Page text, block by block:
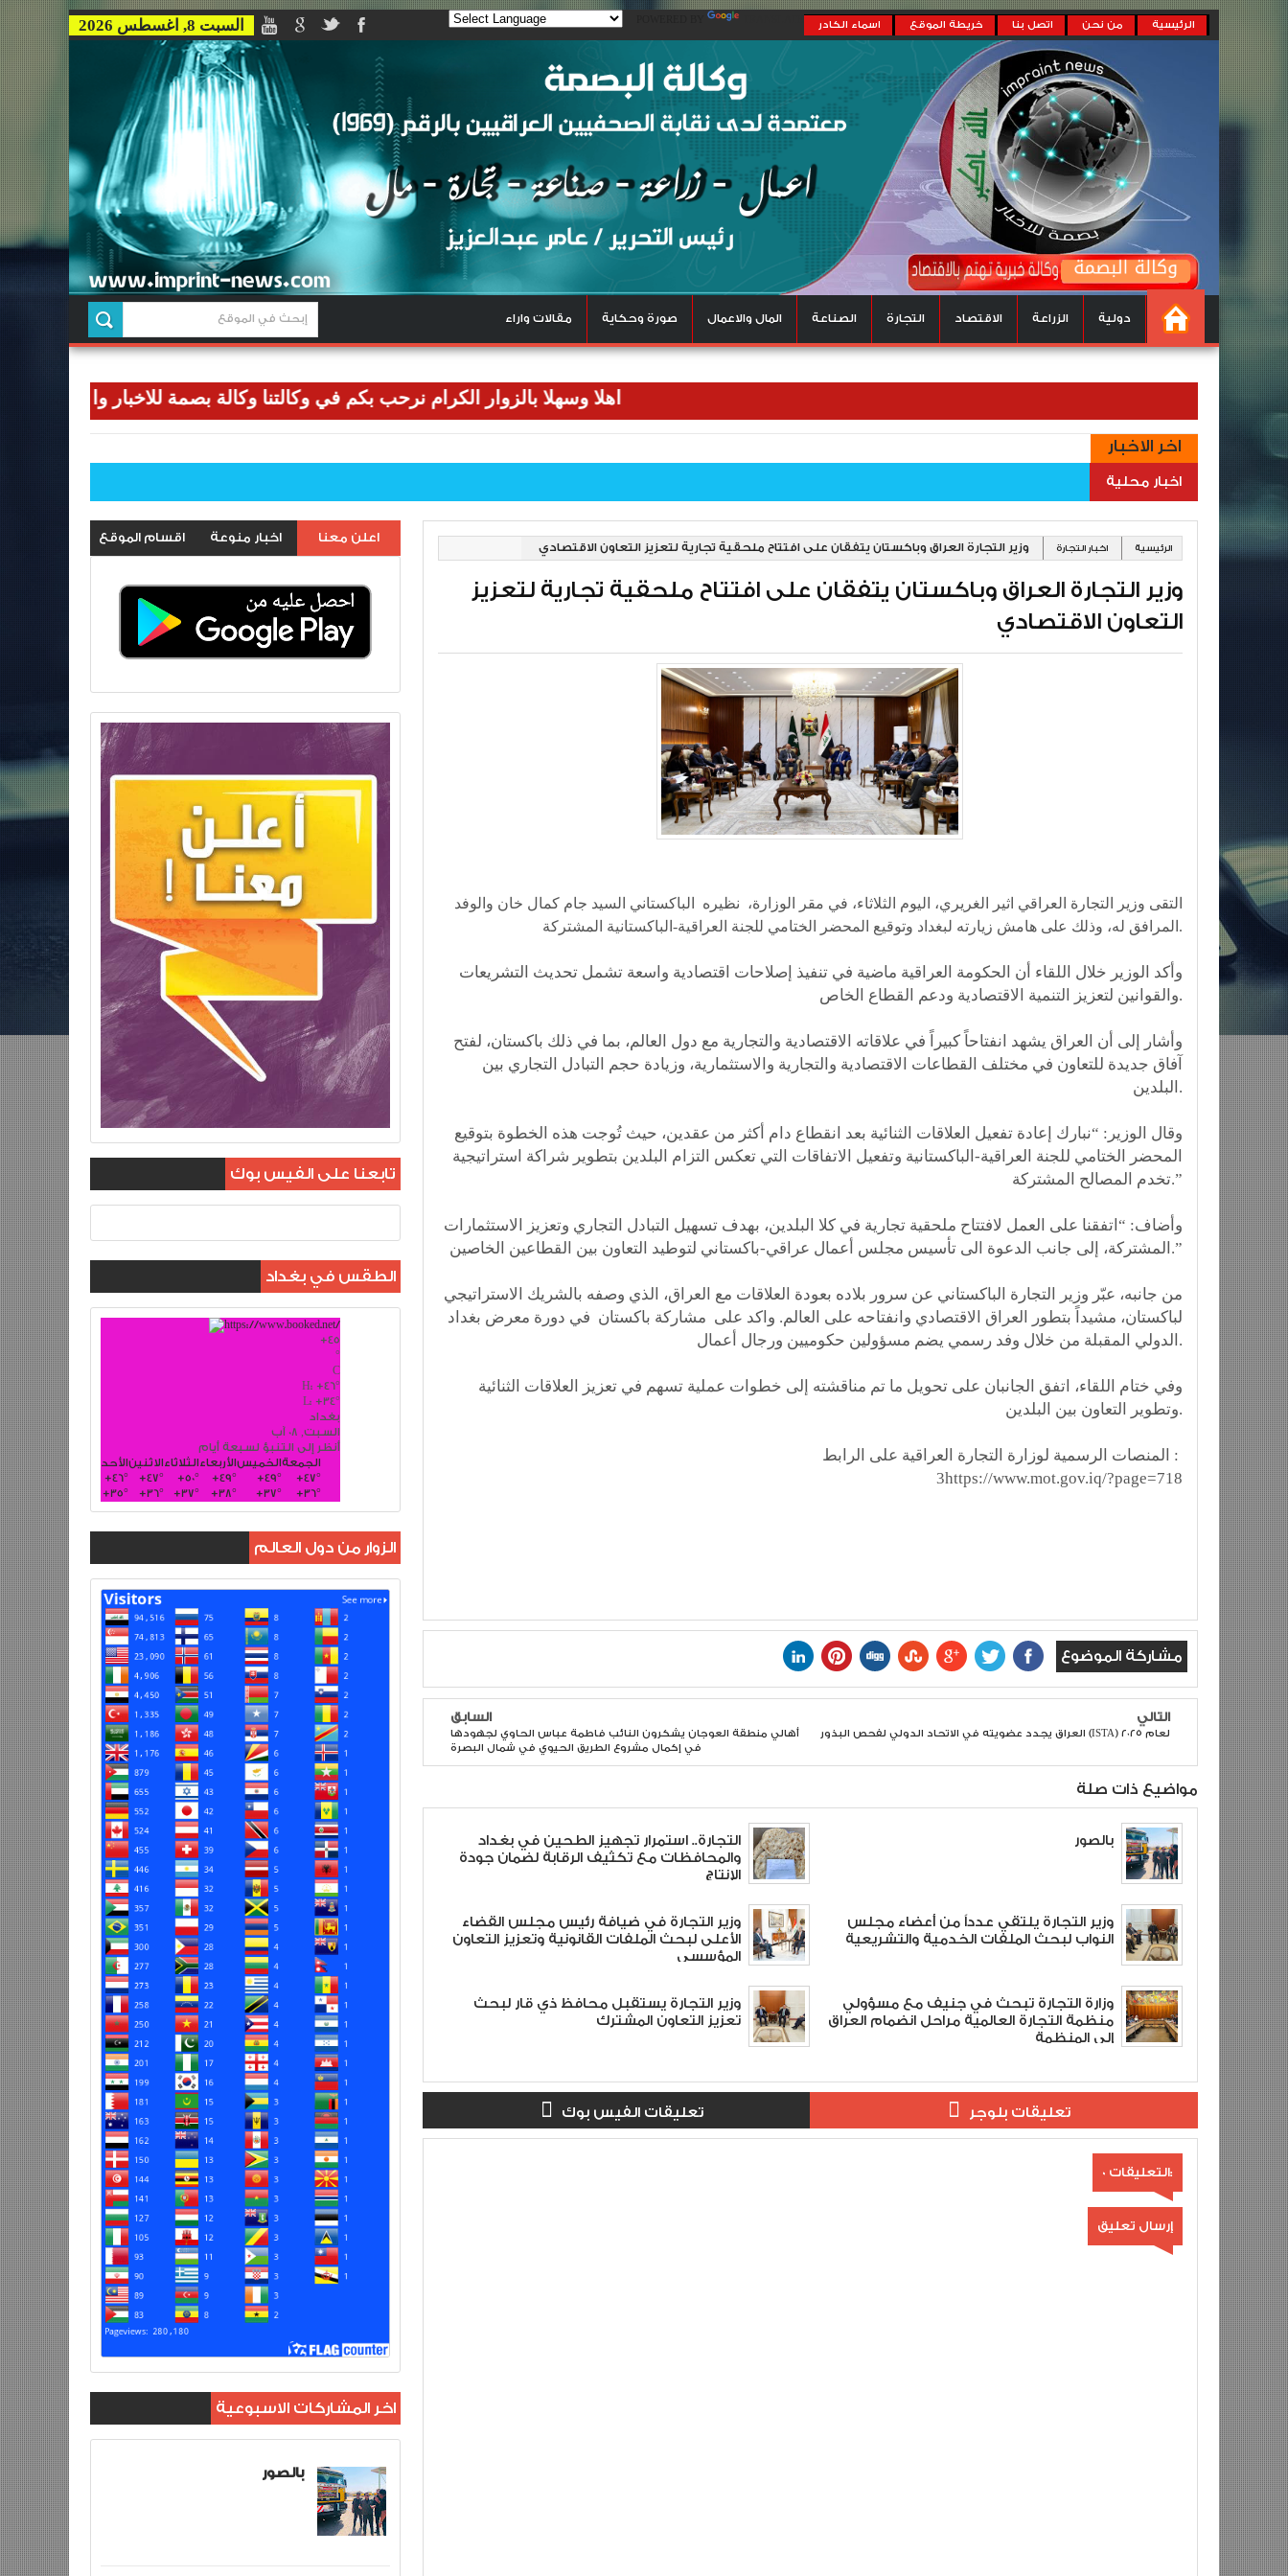
الرئيسية من نحن اتصل بنا خريطة الموقع اسماء الكادر السبت 8, اغسطس 2026
دولية الزراعة الاقتصاد التجارة الصناعة المال والاعمال صورة وحكاية مقالات واراء
اهلا وسهلا بالزوار الكرام نرحب بكم في وكالتنا وكالة بصمة للاخبار وان نوصل رسالتنا
اخر الاخبار
اخبار محلية
الرئيسية اخبار التجارة وزير التجارة العراق وباكستان يتفقان على افتتاح ملحقية تجارية لتعزيز التعاون الاقتصادي
وزير التجارة العراق وباكستان يتفقان على افتتاح ملحقية تجارية لتعزيز
التعاون الاقتصادي
التقى وزير التجارة العراقي اثير الغريري، اليوم الثلاثاء، في مقر الوزارة، نظيره الباكستاني السيد جام كمال خان والوفد
المرافق له، وذلك على هامش زيارته لبغداد وتوقيع المحضر الختامي للجنة العراقية-الباكستانية المشتركة.
وأكد الوزير خلال اللقاء أن الحكومة العراقية ماضية في تنفيذ إصلاحات اقتصادية واسعة تشمل تحديث التشريعات
والقوانين لتعزيز التنمية الاقتصادية ودعم القطاع الخاص.
وأشار إلى أن العراق يشهد انفتاحاً كبيراً في علاقاته الاقتصادية والتجارية مع دول العالم، بما في ذلك باكستان، لفتح
آفاق جديدة للتعاون في مختلف القطاعات الاقتصادية والتجارية والاستثمارية، وزيادة حجم التبادل التجاري بين
البلدين.
وقال الوزير: “نبارك إعادة تفعيل العلاقات الثنائية بعد انقطاع دام أكثر من عقدين، حيث تُوجت هذه الخطوة بتوقيع
المحضر الختامي للجنة العراقية-الباكستانية وتفعيل الاتفاقات التي تعكس التزام البلدين بتطوير شراكة استراتيجية
تخدم المصالح المشتركة.”
وأضاف: “اتفقنا على العمل لافتتاح ملحقية تجارية في كلا البلدين، بهدف تسهيل التبادل التجاري وتعزيز الاستثمارات
المشتركة، إلى جانب الدعوة الى تأسيس مجلس أعمال عراقي-باكستاني لتوطيد التعاون بين القطاعين الخاصين.”
من جانبه، عبّر وزير التجارة الباكستاني عن سرور بلاده بعودة العلاقات مع العراق، الذي وصفه بالشريك الاستراتيجي
لباكستان، مشيداً بتطور العراق الاقتصادي وانفتاحه على العالم. واكد على مشاركة باكستان في دورة معرض بغداد
الدولي المقبلة من خلال وفد رسمي يضم مسؤولين حكوميين ورجال أعمال.
وفي ختام اللقاء، اتفق الجانبان على تحويل ما تم مناقشته إلى خطوات عملية تسهم في تعزيز العلاقات الثنائية
وتطوير التعاون بين البلدين.
المنصات الرسمية لوزارة التجارة العراقية على الرابط :
3‏https://www.mot.gov.iq/?page=718
مشاركة الموضوع
التالي
العراق يجدد عضويته في الاتحاد الدولي لفحص البذور (ISTA) لعام ٢٠٢٥
السابق
أهالي منطقة العوجان يشكرون النائب فاطمة عباس الحاوي لجهودها
في إكمال مشروع الطريق الحيوي في شمال البصرة
مواضيع ذات صلة
بالصور
التجارة.. استمرار تجهيز الطحين في بغداد
والمحافظات مع تكثيف الرقابة لضمان جودة
الإنتاج
وزير التجارة يلتقي عدداً من أعضاء مجلس
النواب لبحث الملفات الخدمية والتشريعية
وزير التجارة في ضيافة رئيس مجلس القضاء
الأعلى لبحث الملفات القانونية وتعزيز التعاون
المؤسسي
وزارة التجارة تبحث في جنيف مع مسؤولي
منظمة التجارة العالمية مراحل انضمام العراق
إلى المنظمة
وزير التجارة يستقبل محافظ ذي قار لبحث
تعزيز التعاون المشترك
تعليقات بلوجر تعليقات الفيس بوك
0 التعليقات:
إرسال تعليق
اعلن معنا اخبار منوعة اقسام الموقع
تابعنا على الفيس بوك
الطقس في بغداد
+45
°
C
H: +46°
L: +34°
بغداد
السبت, 08 آب
أنظر إلى التنبؤ لسبعة أيام
الأحدالاثنينالثلاثاءالأربعاءالخميسالجمعة
+46° +47° +50° +49° +49° +47°
+35° +36° +37° +38° +37° +36°
الزوار من دول العالم
اخر المشاركات الاسبوعية
بالصور